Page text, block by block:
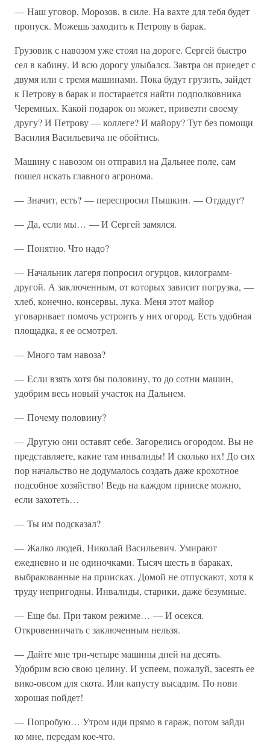
— Наш уговор, Морозов, в силе. На вахте для тебя будет
пропуск. Можешь заходить к Петрову в барак.
Грузовик с навозом уже стоял на дороге. Сергей быстро
сел в кабину. И всю дорогу улыбался. Завтра он приедет с
двумя или с тремя машинами. Пока будут грузить, зайдет
к Петрову в барак и постарается найти подполковника
Черемных. Какой подарок он может, привезти своему
другу? И Петрову — коллеге? И майору? Тут без помощи
Василия Васильевича не обойтись.
Машину с навозом он отправил на Дальнее поле, сам
пошел искать главного агронома.
— Значит, есть? — переспросил Пышкин. — Отдадут?
— Да, если мы… — И Сергей замялся.
— Понятно. Что надо?
— Начальник лагеря попросил огурцов, килограмм-
другой. А заключенным, от которых зависит погрузка, —
хлеб, конечно, консервы, лука. Меня этот майор
уговаривает помочь устроить у них огород. Есть удобная
площадка, я ее осмотрел.
— Много там навоза?
— Если взять хотя бы половину, то до сотни машин,
удобрим весь новый участок на Дальнем.
— Почему половину?
— Другую они оставят себе. Загорелись огородом. Вы не
представляете, какие там инвалиды! И сколько их! До сих
пор начальство не додумалось создать даже крохотное
подсобное хозяйство! Ведь на каждом прииске можно,
если захотеть…
— Ты им подсказал?
— Жалко людей, Николай Васильевич. Умирают
ежедневно и не одиночками. Тысяч шесть в бараках,
выбракованные на приисках. Домой не отпускают, хотя к
труду непригодны. Инвалиды, старики, даже безумные.
— Еще бы. При таком режиме… — И осекся.
Откровенничать с заключенным нельзя.
— Дайте мне три-четыре машины дней на десять.
Удобрим всю свою целину. И успеем, пожалуй, засеять ее
вико-овсом для скота. Или капусту высадим. По нови
хорошая пойдет!
— Попробую… Утром иди прямо в гараж, потом зайди
ко мне, передам кое-что.